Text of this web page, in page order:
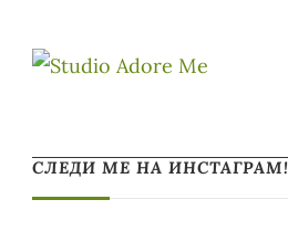
СЛЕДИ МЕ НА ИНСТАГРАМ!